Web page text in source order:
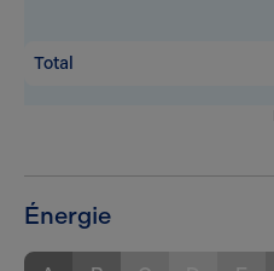
Total
Énergie